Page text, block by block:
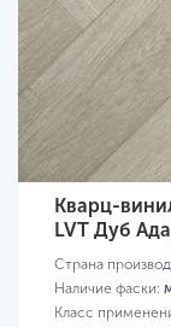
Кварц-
LVT Дуб
Страна
Наличие фаски:
Класс